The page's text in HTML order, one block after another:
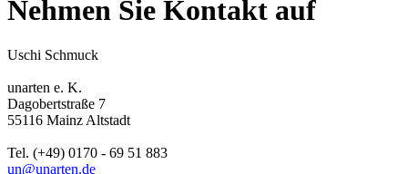
Nehmen Sie Kontakt auf
Uschi Schmuck
unarten e. K.
Dagobertstraße 7
55116 Mainz Altstadt
Tel. (+49) 0170 - 69 51 883
un@unarten.de